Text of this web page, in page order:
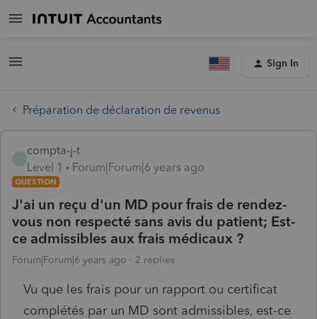
Sign In
Préparation de déclaration de revenus
compta-j-t
Level 1
Forum|Forum|6 years ago
QUESTION
J'ai un reçu d'un MD pour frais de rendez-
vous non respecté sans avis du patient; Est-
ce admissibles aux frais médicaux ?
Forum|Forum|6 years ago 2 replies
Vu que les frais pour un rapport ou certificat
complétés par un MD sont admissibles, est-ce